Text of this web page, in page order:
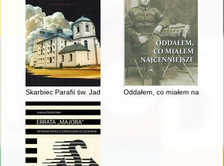
Skarbiec Parafii św. Jadwigi w Grodzisku Wielkopolskim
Oddałem, co miałem